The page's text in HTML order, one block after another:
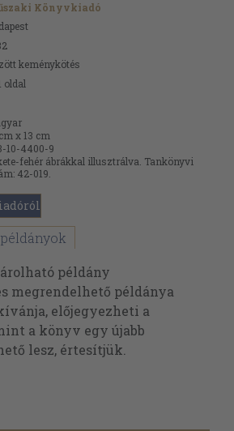
Könyvkiadó
keménykötés
oldal
x 13 cm
10-4400-9
fehér ábrákkal illusztrálva. Tankönyvi
42-019.
példány
megrendelhető példánya
előjegyezheti a
a könyv egy újabb
lesz, értesítjük.